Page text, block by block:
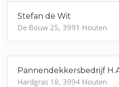
Stefan de Wit
De Bouw 25, 3991 Houten
Pannendekkersbedrijf
Hardgras 18, 3994 Houten